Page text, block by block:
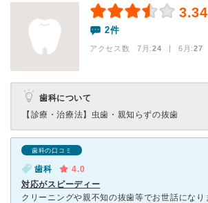
3.34
2件
アクセス数 7月:24 | 6月:27
歯科について
【診療・治療法】 虫歯・親知らずの抜歯
歯科の口コミ
歯科
4.0
対応がスピーディー